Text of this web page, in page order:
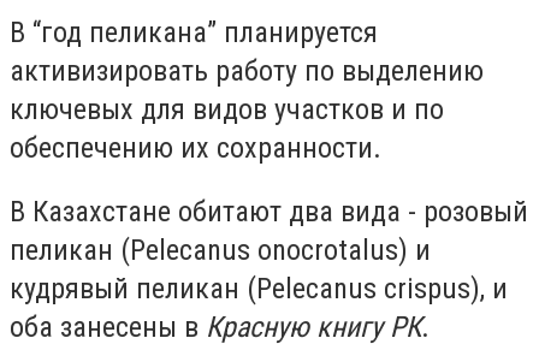
В “год пеликана” планируется
активизировать работу по выделению
ключевых для видов участков и по
обеспечению их сохранности.
В Казахстане обитают два вида - розовый
пеликан (Pelecanus onocrotalus) и
кудрявый пеликан (Pelecanus crispus), и
оба занесены в Красную книгу РК.